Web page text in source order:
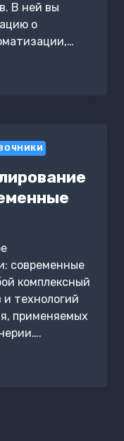
В ней вы
о
современные
комплексный
технологий
применяемых